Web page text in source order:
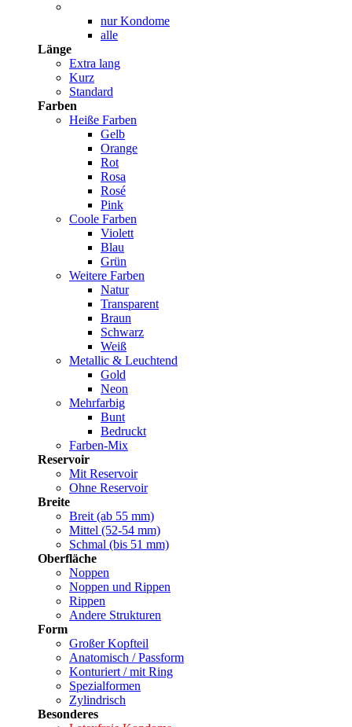
nur Kondome
alle
Länge
Extra lang
Kurz
Standard
Farben
Heiße Farben
Gelb
Orange
Rot
Rosa
Rosé
Pink
Coole Farben
Violett
Blau
Grün
Weitere Farben
Natur
Transparent
Braun
Schwarz
Weiß
Metallic & Leuchtend
Gold
Neon
Mehrfarbig
Bunt
Bedruckt
Farben-Mix
Reservoir
Mit Reservoir
Ohne Reservoir
Breite
Breit (ab 55 mm)
Mittel (52-54 mm)
Schmal (bis 51 mm)
Oberfläche
Noppen
Noppen und Rippen
Rippen
Andere Strukturen
Form
Großer Kopfteil
Anatomisch / Passform
Konturiert / mit Ring
Spezialformen
Zylindrisch
Besonderes